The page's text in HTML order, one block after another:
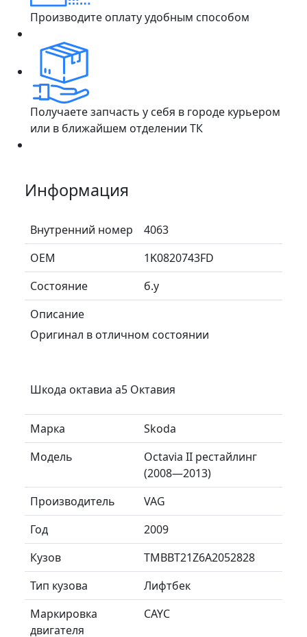
Производите оплату удобным способом
Получаете запчасть у себя в городе курьером
или в ближайшем отделении ТК
Информация
Внутренний номер
4063
ОЕМ
1K0820743FD
Состояние
б.у
Описание
Оригинал в отличном состоянии
Шкода октавиа а5 Октавия
Марка
Skoda
Модель
Octavia II рестайлинг
(2008—2013)
Производитель
VAG
Год
2009
Кузов
TMBBT21Z6A2052828
Тип кузова
Лифтбек
Маркировка
двигателя
CAYC